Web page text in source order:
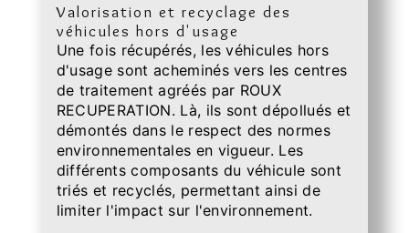
Valorisation et recyclage des
véhicules hors d'usage
Une fois récupérés, les véhicules hors
d'usage sont acheminés vers les centres
de traitement agréés par ROUX
RECUPERATION. Là, ils sont dépollués et
démontés dans le respect des normes
environnementales en vigueur. Les
différents composants du véhicule sont
triés et recyclés, permettant ainsi de
limiter l'impact sur l'environnement.